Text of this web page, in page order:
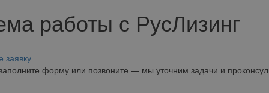
работы с РусЛизинг
заявку
форму или позвоните — мы уточним задачи и